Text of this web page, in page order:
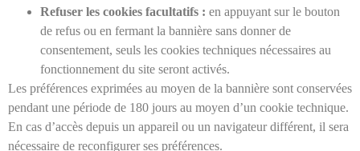
Refuser les cookies facultatifs : en appuyant sur le bouton
de refus ou en fermant la bannière sans donner de
consentement, seuls les cookies techniques nécessaires au
fonctionnement du site seront activés.
Les préférences exprimées au moyen de la bannière sont conservées
pendant une période de 180 jours au moyen d’un cookie technique.
En cas d’accès depuis un appareil ou un navigateur différent, il sera
nécessaire de reconfigurer ses préférences.